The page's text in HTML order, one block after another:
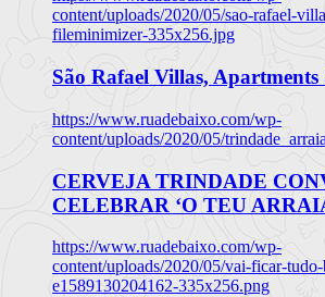
content/uploads/2020/05/sao-rafael-
fileminimizer-335x256.jpg
São Rafael Villas, Apartments
https://www.ruadebaixo.com/wp-
content/uploads/2020/05/
CERVEJA TRINDADE
CELEBRAR ‘O TEU
https://www.ruadebaixo.com/wp-
content/uploads/2020/05/vai-ficar-
e1589130204162-335x256.png